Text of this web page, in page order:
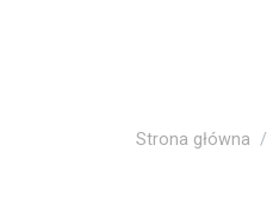
Strona główna